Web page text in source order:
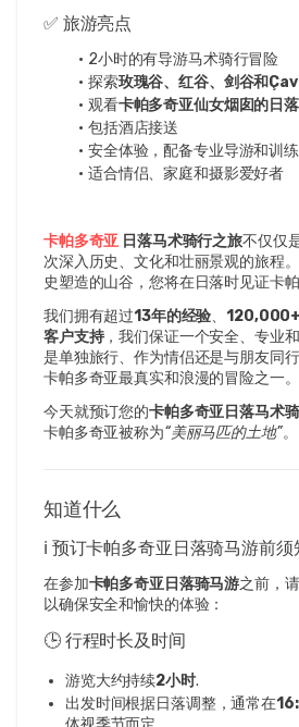
✅ 旅游亮点
2小时的有导游马术骑行冒险
探索玫瑰谷、红谷、剑谷和
观看卡帕多奇亚仙女烟囱的日落
包括酒店接送
安全体验，配备专业导游和训
适合情侣、家庭和摄影爱好者
卡帕多奇亚 日落马术骑行之旅不仅仅
次深入历史、文化和壮丽景观的旅程
史塑造的山谷，您将在日落时见证卡帕
我们拥有超过13年的经验、
客户支持，我们保证一个安全、专业
是单独旅行、作为情侣还是与朋友同
卡帕多奇亚最真实和浪漫的冒险之一。
今天就预订您的卡帕多奇亚日落马术
卡帕多奇亚被称为“美丽马匹的土地”。
知道什么
ℹ️ 预订卡帕多奇亚日落骑马游前须
在参加卡帕多奇亚日落骑马游之前，
以确保安全和愉快的体验：
🕒 行程时长及时间
游览大约持续2小时.
出发时间根据日落调整，通常在